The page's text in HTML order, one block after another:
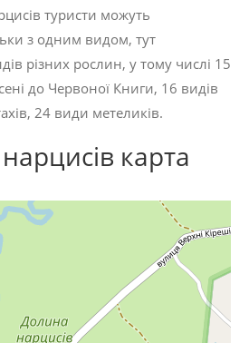
туристи можуть
з одним видом, тут
різних рослин, у тому числі 15
до Червоної Книги, 16 видів
24 види метеликів.
карта